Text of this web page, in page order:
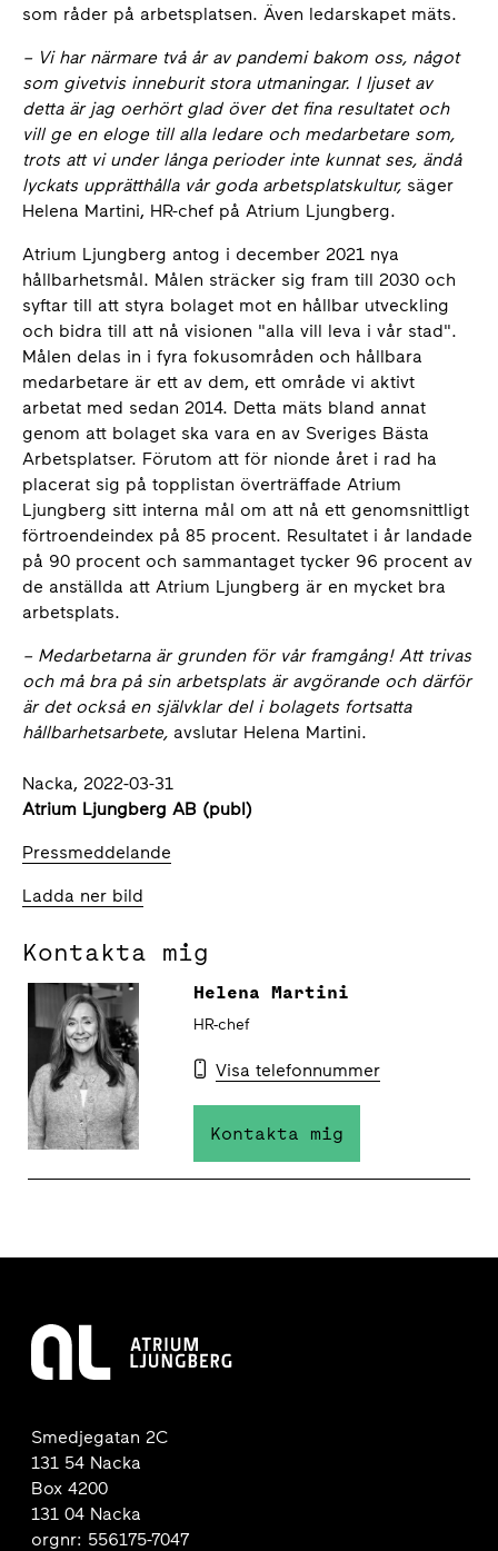
som råder på arbetsplatsen. Även ledarskapet mäts.
– Vi har närmare två år av pandemi bakom oss, något
som givetvis inneburit stora utmaningar. I ljuset av
detta är jag oerhört glad över det fina resultatet och
vill ge en eloge till alla ledare och medarbetare som,
trots att vi under långa perioder inte kunnat ses, ändå
lyckats upprätthålla vår goda arbetsplatskultur, säger
Helena Martini, HR-chef på Atrium Ljungberg.
Atrium Ljungberg antog i december 2021 nya
hållbarhetsmål. Målen sträcker sig fram till 2030 och
syftar till att styra bolaget mot en hållbar utveckling
och bidra till att nå visionen "alla vill leva i vår stad".
Målen delas in i fyra fokusområden och hållbara
medarbetare är ett av dem, ett område vi aktivt
arbetat med sedan 2014. Detta mäts bland annat
genom att bolaget ska vara en av Sveriges Bästa
Arbetsplatser. Förutom att för nionde året i rad ha
placerat sig på topplistan överträffade Atrium
Ljungberg sitt interna mål om att nå ett genomsnittligt
förtroendeindex på 85 procent. Resultatet i år landade
på 90 procent och sammantaget tycker 96 procent av
de anställda att Atrium Ljungberg är en mycket bra
arbetsplats.
– Medarbetarna är grunden för vår framgång! Att trivas
och må bra på sin arbetsplats är avgörande och därför
är det också en självklar del i bolagets fortsatta
hållbarhetsarbete, avslutar Helena Martini.
Nacka, 2022-03-31
Atrium Ljungberg AB (publ)
Pressmeddelande
Ladda ner bild
Kontakta mig
Helena Martini
HR-chef
Visa telefonnummer
Kontakta mig
Smedjegatan 2C
131 54 Nacka
Box 4200
131 04 Nacka
orgnr: 556175-7047